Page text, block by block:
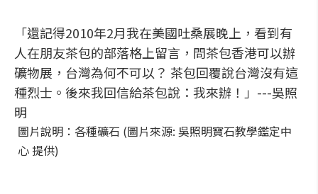
「還記得2010年2月我在美國吐桑展晚上，看到有
人在朋友茶包的部落格上留言，問茶包香港可以辦
礦物展，台灣為何不可以？ 茶包回覆說台灣沒有這
種烈士。後來我回信給茶包說：我來辦！」---吳照
明
圖片說明：各種礦石 (圖片來源: 吳照明寶石教學鑑定中
心 提供)